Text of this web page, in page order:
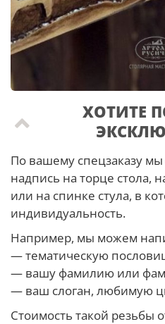
ХОТИТЕ
По вашему спецзаказу
надпись на торце стола,
или на спинке стула, в
индивидуальность.
Например, мы можем
— тематическую
— вашу фамилию или
— ваш слоган, любимую
Стоимость такой резьбы